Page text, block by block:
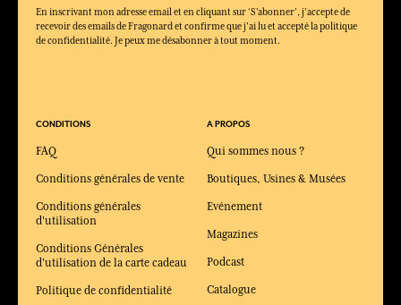
En inscrivant mon adresse email et en cliquant sur ‘S’abonner’, j'accepte de
recevoir des emails de Fragonard et confirme que j'ai lu et accepté la politique
de confidentialité. Je peux me désabonner à tout moment.
CONDITIONS
FAQ
Conditions générales de vente
Conditions générales
d'utilisation
Conditions Générales
d'utilisation de la carte cadeau
Politique de confidentialité
A PROPOS
Qui sommes nous ?
Boutiques, Usines & Musées
Evénement
Magazines
Podcast
Catalogue